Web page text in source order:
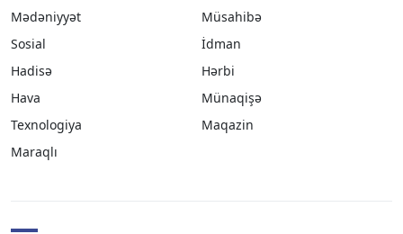
Mədəniyyət
Müsahibə
Sosial
İdman
Hadisə
Hərbi
Hava
Münaqişə
Texnologiya
Maqazin
Maraqlı